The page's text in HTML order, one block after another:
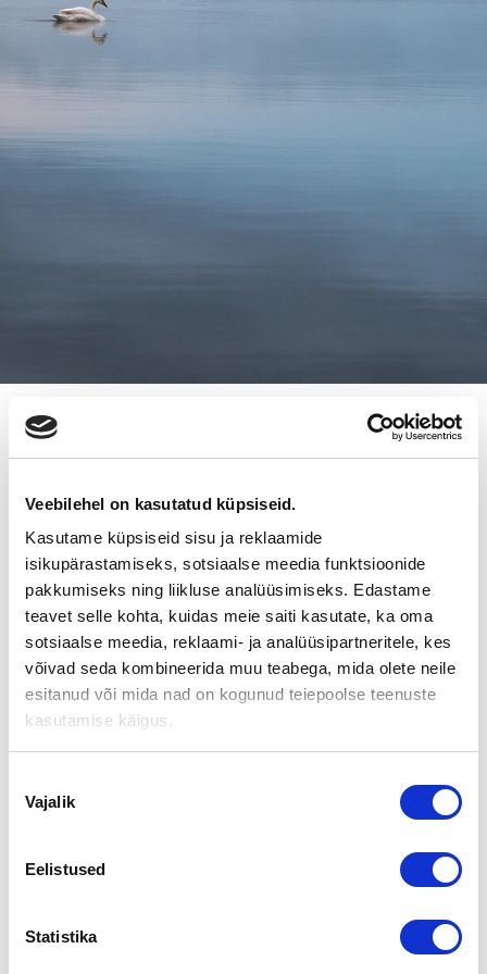
Veebilehel on kasutatud küpsiseid.
Kasutame küpsiseid sisu ja reklaamide
isikupärastamiseks, sotsiaalse meedia funktsioonide
pakkumiseks ning liikluse analüüsimiseks. Edastame
teavet selle kohta, kuidas meie saiti kasutate, ka oma
sotsiaalse meedia, reklaami- ja analüüsipartneritele, kes
võivad seda kombineerida muu teabega, mida olete neile
esitanud või mida nad on kogunud teiepoolse teenuste
kasutamise käigus.
valik
Vajalik
Eelistused
Statistika
16.6.2010
SISUSTUSLIIKE KAIRA HOUSE SAI
UUDEN OMISTAJAN OULUSSA
Sisustusliike Kaira Housen liiketoiminta siirtyi Jaana Koskela-
Kanniaisen omistukseen.
Oulun parhaimpiin kuuluvalla liikepaikalla toimivan
Sisustusliike Kaira Housen toiminta koostuu pääasiassa
sisustus- ja lahjatavaroiden vähittäiskaupasta. Joulun aikaan
on myös yritysasiakkaita, jotka hankkivat joululahjoja
asiakkailleen. Kesäaikaan merkittävä osa liikevaihdosta tulee
saunatarvikkeiden myynnistä. Yrityksellä on muutamia
Suomen esim. lomamatkojensa yhteydessä, koska kyseisiä
Liikkeen uusi omistaja Jaana Koskela-Kanniainen siirtyy
täysipäiväisesti yrityksen vetäjäksi ja hän aikoo kehittää
nettikaupan.